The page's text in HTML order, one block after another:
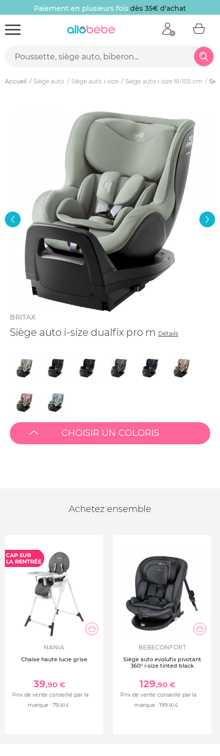
Paiement en plusieurs fois dès 35€ d'achat
Accueil Siège auto Siège auto i-size Siège auto i-size 61-105 cm
BRITAX
Siège auto i-size dualfix pro m Détails
CHOISIR UN COLORIS
Achetez ensemble
NANIA
Chaise haute lucie grise
39,90 €
Prix de vente conseillé par la
marque : 79,90 €
BEBECONFORT
Siège auto evolufix pivotant
360° i-size tinted black
129,90 €
Prix de vente conseillé par la
marque : 199,90 €